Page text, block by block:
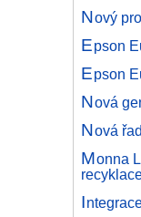
Nový
Epson
Epson
Nová
Nová
Monna
I